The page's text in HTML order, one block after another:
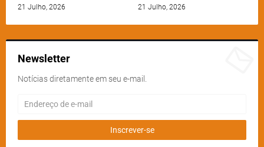
21 Julho, 2026 21 Julho, 2026
Newsletter
Notícias diretamente em seu e-mail.